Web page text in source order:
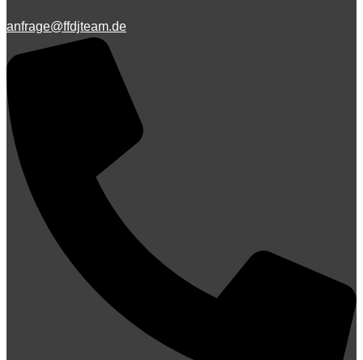
anfrage@ffdjteam.de